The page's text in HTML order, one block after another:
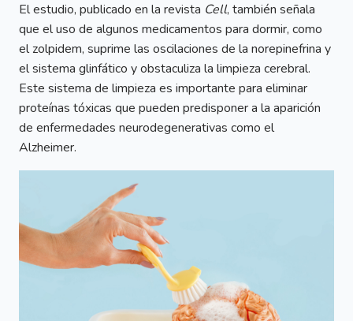
El estudio, publicado en la revista Cell, también señala
que el uso de algunos medicamentos para dormir, como
el zolpidem, suprime las oscilaciones de la norepinefrina y
el sistema glinfático y obstaculiza la limpieza cerebral.
Este sistema de limpieza es importante para eliminar
proteínas tóxicas que pueden predisponer a la aparición
de enfermedades neurodegenerativas como el
Alzheimer.